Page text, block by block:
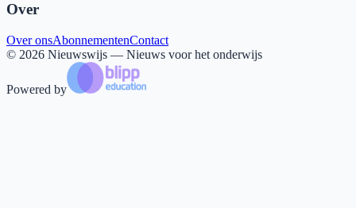
Over
Over onsAbonnementenContact
© 2026 Nieuwswijs — Nieuws voor het onderwijs
Powered by